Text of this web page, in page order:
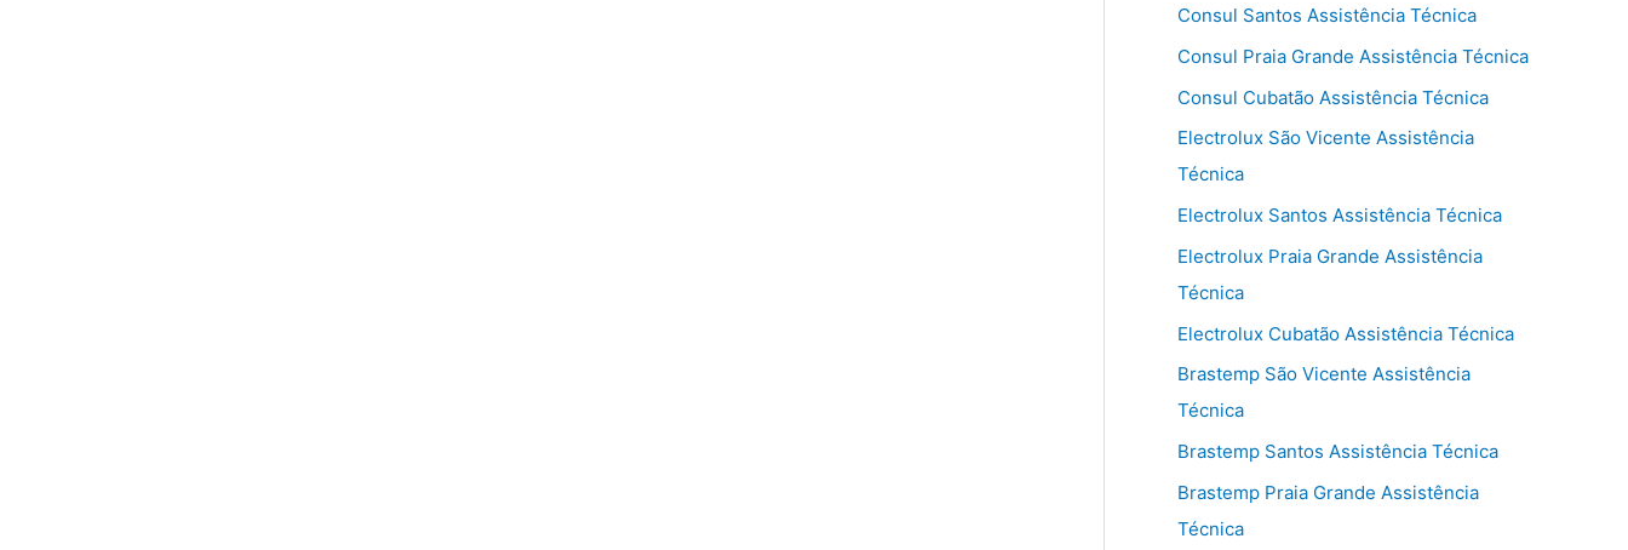
Consul Santos Assistência Técnica
Consul Praia Grande Assistência Técnica
Consul Cubatão Assistência Técnica
Electrolux São Vicente Assistência
Técnica
Electrolux Santos Assistência Técnica
Electrolux Praia Grande Assistência
Técnica
Electrolux Cubatão Assistência Técnica
Brastemp São Vicente Assistência
Técnica
Brastemp Santos Assistência Técnica
Brastemp Praia Grande Assistência
Técnica